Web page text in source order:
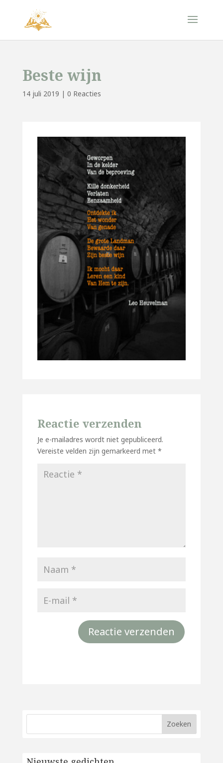
Beste wijn
14 juli 2019 | 0 Reacties
Reactie verzenden
Je e-mailadres wordt niet gepubliceerd.
Vereiste velden zijn gemarkeerd met *